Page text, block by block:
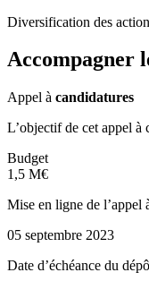
Diversification des
Accompagner
Appel à candidatures
L’objectif de cet appel à
Budget
1,5 M€
Mise en ligne de l’appel
05 septembre 2023
Date d’échéance du